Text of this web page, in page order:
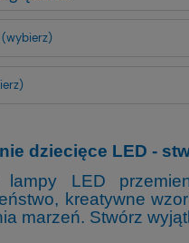
dziecięce LED -
lampy LED
kreatywne
marzeń. Stwórz